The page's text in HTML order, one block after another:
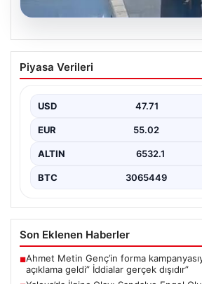
Yalova’da İlginç Olay:
Olunca Araç Park Etmedi
gerçekleşen bu ilginç olay, bölge
çevredekilerin…
Piyasa Verileri
USD 47.71
EUR 55.02
ALTIN 6532.1
BTC 3065449
Son Eklenen Haberler
■Ahmet Metin Genç’in forma
açıklama geldi” İddialar gerçek dışıdır”